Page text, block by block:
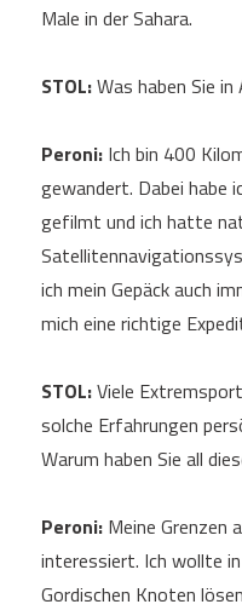
Male in der Sahara.
STOL:Was haben Sie
Peroni:Ich bin 400
gewandert. Dabei
gefilmt und ich hatte
ich mein Gepäck auch
mich eine richtige
STOL:Viele
solche Erfahrungen
Warum haben Sie all
Peroni:Meine Grenzen
interessiert. Ich wollte
Gordischen Knoten